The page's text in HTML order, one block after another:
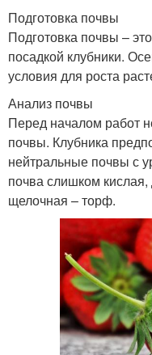
Подготовка почвы
Подготовка почвы –
посадкой клубники.
условия для роста
Анализ почвы
Перед началом работ
почвы. Клубника
нейтральные почвы с
почва слишком
щелочная – торф.